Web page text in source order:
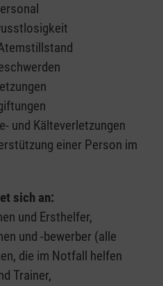
und Kälteverletzungen
einer Person im
sich an:
und Ersthelfer,
und -bewerber (alle
die im Notfall helfen
Trainer,